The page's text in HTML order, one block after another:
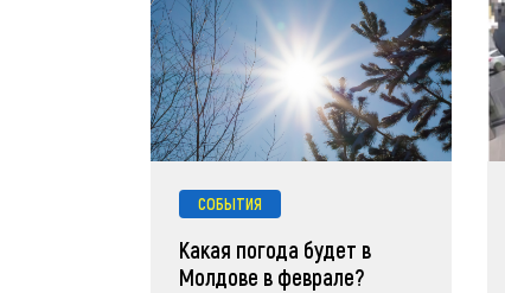
СОБЫТИЯ
Какая погода будет в
Молдове в феврале?